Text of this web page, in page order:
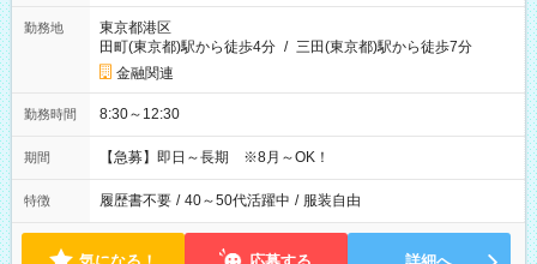
勤務地
東京都港区
田町(東京都)駅から徒歩4分 / 三田(東京都)駅から徒歩7分
金融関連
勤務時間 8:30～12:30
期間 【急募】即日～長期 ※8月～OK！
特徴 履歴書不要 / 40～50代活躍中 / 服装自由